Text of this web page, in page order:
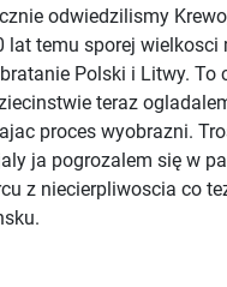
odwiedzilismy
lat temu sporej wielkosci
Polski i Litwy. To
teraz
proces wyobrazni.
ja pogrozalem się w
z niecierpliwoscia co